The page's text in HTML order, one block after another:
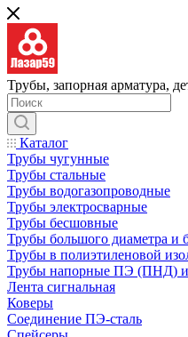
Трубы, запорная арматура,
Каталог
Трубы чугунные
Трубы стальные
Трубы водогазопроводные
Трубы электросварные
Трубы бесшовные
Трубы большого диаметра и
Трубы в полиэтиленовой
Трубы напорные ПЭ (ПНД)
Лента сигнальная
Коверы
Соединение ПЭ-сталь